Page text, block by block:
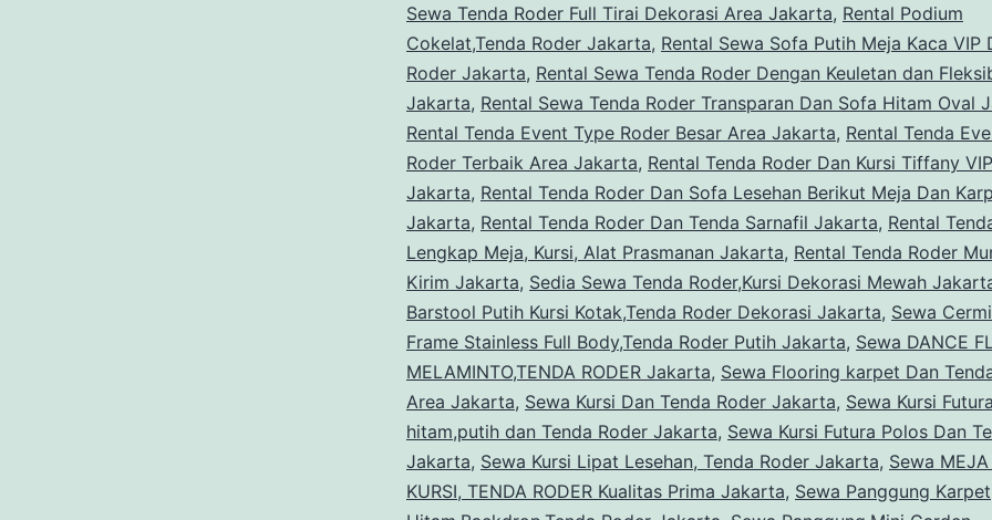
Sewa Tenda Roder Full Tirai Dekorasi Area Jakarta, Rental Podium
Cokelat,Tenda Roder Jakarta, Rental Sewa Sofa Putih Meja Kaca VIP
Roder Jakarta, Rental Sewa Tenda Roder Dengan Keuletan dan
Jakarta, Rental Sewa Tenda Roder Transparan Dan Sofa Hitam Oval
Rental Tenda Event Type Roder Besar Area Jakarta, Rental Tenda
Roder Terbaik Area Jakarta, Rental Tenda Roder Dan Kursi Tiffany
Jakarta, Rental Tenda Roder Dan Sofa Lesehan Berikut Meja Dan
Jakarta, Rental Tenda Roder Dan Tenda Sarnafil Jakarta, Rental
Lengkap Meja, Kursi, Alat Prasmanan Jakarta, Rental Tenda Roder
Kirim Jakarta, Sedia Sewa Tenda Roder,Kursi Dekorasi Mewah
Barstool Putih Kursi Kotak,Tenda Roder Dekorasi Jakarta, Sewa
Frame Stainless Full Body,Tenda Roder Putih Jakarta, Sewa DANCE
MELAMINTO,TENDA RODER Jakarta, Sewa Flooring karpet Dan
Area Jakarta, Sewa Kursi Dan Tenda Roder Jakarta, Sewa Kursi
hitam,putih dan Tenda Roder Jakarta, Sewa Kursi Futura Polos Dan
Jakarta, Sewa Kursi Lipat Lesehan, Tenda Roder Jakarta, Sewa
KURSI, TENDA RODER Kualitas Prima Jakarta, Sewa Panggung Karpet